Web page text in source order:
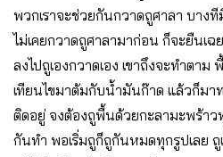
พวกเราจะช่วยกันกวาดถูศาลา บางที
ไม่เคยกวาดถูศาลามาก่อน ก็จะยืนเ
ลงไปถูเองกวาดเอง เขาถึงจะทำตาม
เทียนไขมาต้มกับน้ำมันก๊าด แล้วก็มา
ติดอยู่ จงต้องถูพื้นด้วยกะลามะพร้าว
กันทำ พอเริ่มถูก็ถูกันหมดทุกรูปเลย